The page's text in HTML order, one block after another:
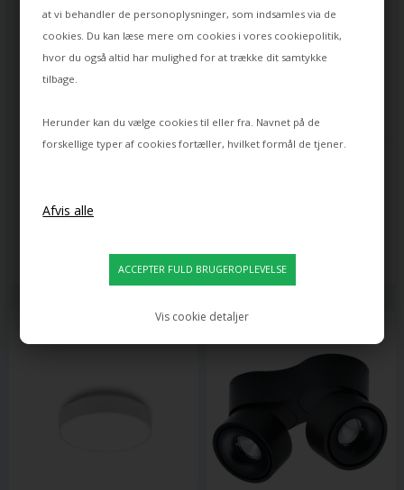
at vi behandler de personoplysninger, som indsamles via de
cookies. Du kan læse mere om cookies i vores cookiepolitik,
hvor du også altid har mulighed for at trække dit samtykke
tilbage.
Herunder kan du vælge cookies til eller fra. Navnet på de
forskellige typer af cookies fortæller, hvilket formål de tjener.
Vis cookie detaljer
2.239,00
Leveringstid: ca 12 dage Leveringstid: ca 8 dage